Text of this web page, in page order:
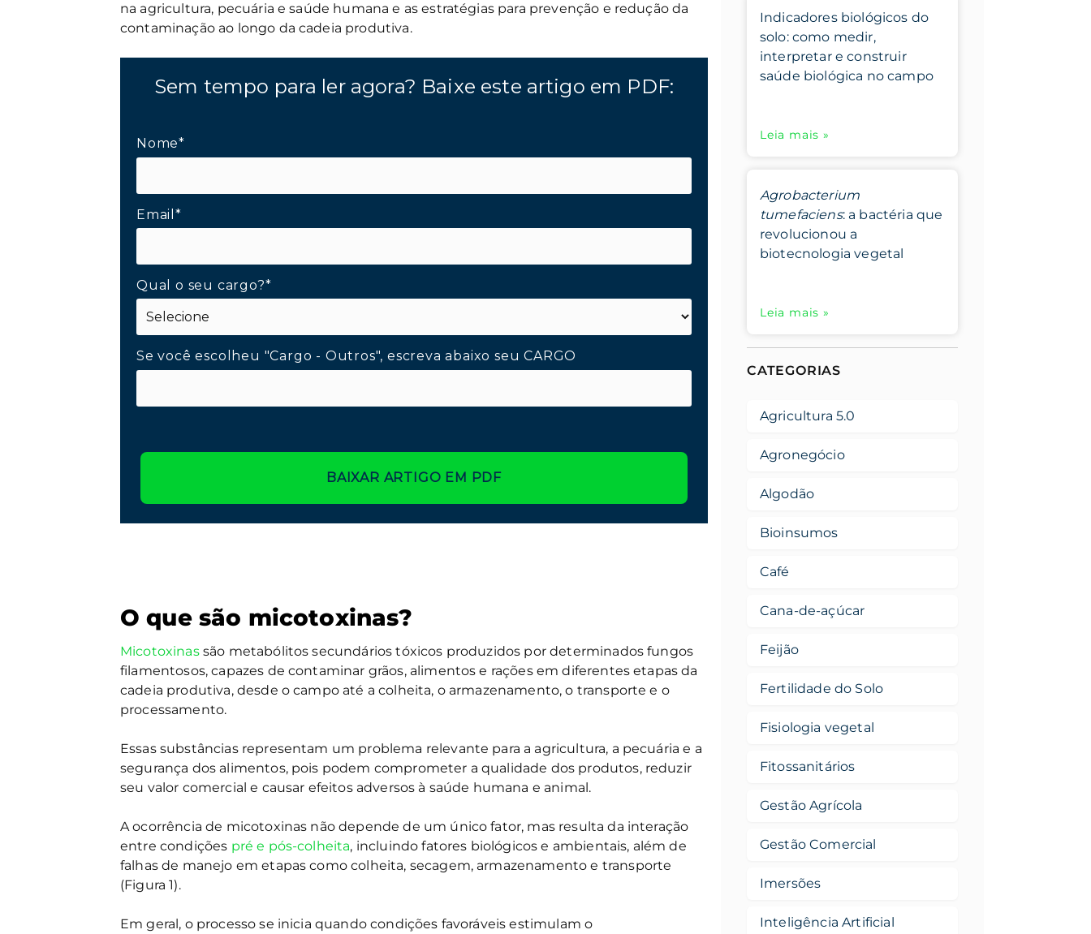
na agricultura, pecuária e saúde humana e as estratégias para prevenção e redução da
contaminação ao longo da cadeia produtiva.
Sem tempo para ler agora? Baixe este artigo em PDF:
Nome*
Email*
Qual o seu cargo?*
Se você escolheu "Cargo - Outros", escreva abaixo seu CARGO
BAIXAR ARTIGO EM PDF
O que são micotoxinas?
Micotoxinassão metabólitos secundários tóxicos produzidos por determinados fungos
filamentosos, capazes de contaminar grãos, alimentos e rações em diferentes etapas da
cadeia produtiva, desde o campo até a colheita, o armazenamento, o transporte e o
processamento.
Essas substâncias representam um problema relevante para a agricultura, a pecuária e a
segurança dos alimentos, pois podem comprometer a qualidade dos produtos, reduzir
seu valor comercial e causar efeitos adversos à saúde humana e animal.
A ocorrência de micotoxinas não depende de um único fator, mas resulta da interação
entre condições pré e pós-colheita, incluindo fatores biológicos e ambientais, além de
falhas de manejo em etapas como colheita, secagem, armazenamento e transporte
(Figura 1).
Em geral, o processo se inicia quando condições favoráveis estimulam o
Indicadores biológicos do
solo: como medir,
interpretar e construir
saúde biológica no campo
Leia mais »
Agrobacterium
tumefaciens: a bactéria que
revolucionou a
biotecnologia vegetal
Leia mais »
CATEGORIAS
Agricultura 5.0
Agronegócio
Algodão
Bioinsumos
Café
Cana-de-açúcar
Feijão
Fertilidade do Solo
Fisiologia vegetal
Fitossanitários
Gestão Agrícola
Gestão Comercial
Imersões
Inteligência Artificial